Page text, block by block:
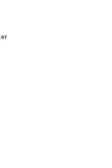
varemærker, design,
den succesfulde advokat og
Jessel.